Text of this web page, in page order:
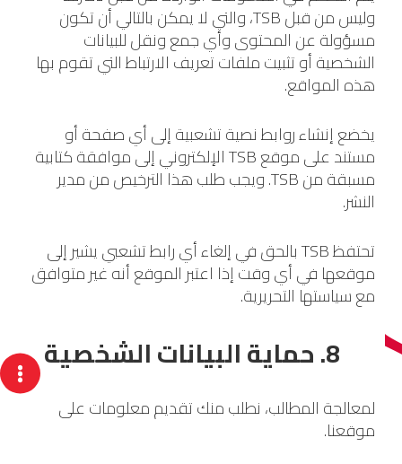
وليس من قبل TSB، والتي لا يمكن بالتالي أن تكون
مسؤولة عن المحتوى وأي جمع ونقل للبيانات
الشخصية أو تثبيت ملفات تعريف الارتباط التي تقوم بها
هذه المواقع.
يخضع إنشاء روابط نصية تشعبية إلى أي صفحة أو
مستند على موقع TSB الإلكتروني إلى موافقة كتابية
مسبقة من TSB. ويجب طلب هذا الترخيص من مدير
النشر.
تحتفظ TSB بالحق في إلغاء أي رابط تشعبي يشير إلى
موقعها في أي وقت إذا اعتبر الموقع أنه غير متوافق
مع سياستها التحريرية.
8. حماية البيانات الشخصية
لمعالجة المطالب، نطلب منك تقديم معلومات على
موقعنا.